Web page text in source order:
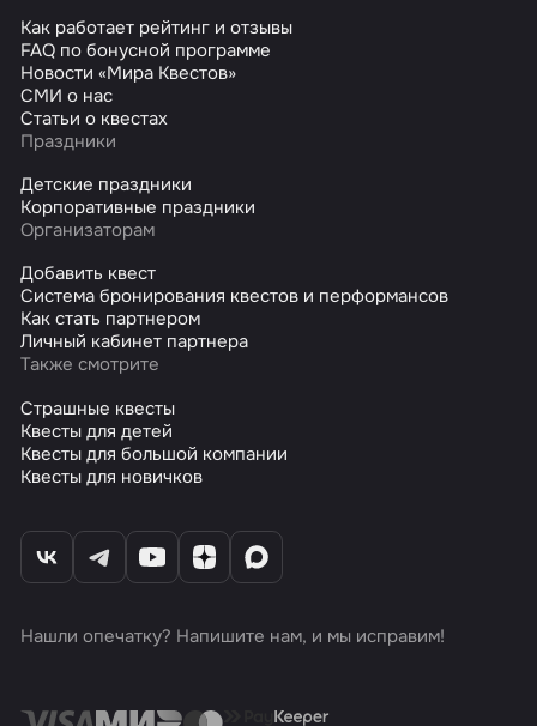
Как работает рейтинг и отзывы
FAQ по бонусной программе
Новости «Мира Квестов»
СМИ о нас
Статьи о квестах
Праздники
Детские праздники
Корпоративные праздники
Организаторам
Добавить квест
Система бронирования квестов и перформансов
Как стать партнером
Личный кабинет партнера
Также смотрите
Страшные квесты
Квесты для детей
Квесты для большой компании
Квесты для новичков
Нашли опечатку? Напишите нам, и мы исправим!